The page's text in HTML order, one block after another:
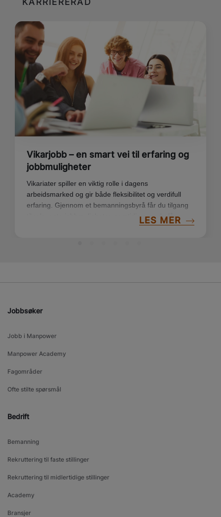
Vikarjobb – en smart vei til erfaring og
jobbmuligheter
Vikariater spiller en viktig rolle i dagens
arbeidsmarked og gir både fleksibilitet og verdifull
erfaring. Gjennom et bemanningsbyrå får du tilgang
til relevante jobbmuligheter, samtidig som du får
støtte og oppfølging på veien. Her er noen gode
LES MER
Jobbsøker
Jobb i Manpower
Manpower Academy
Fagområder
Ofte stilte spørsmål
Bedrift
Bemanning
Rekruttering til faste stillinger
Rekruttering til midlertidige stillinger
Academy
Bransjer